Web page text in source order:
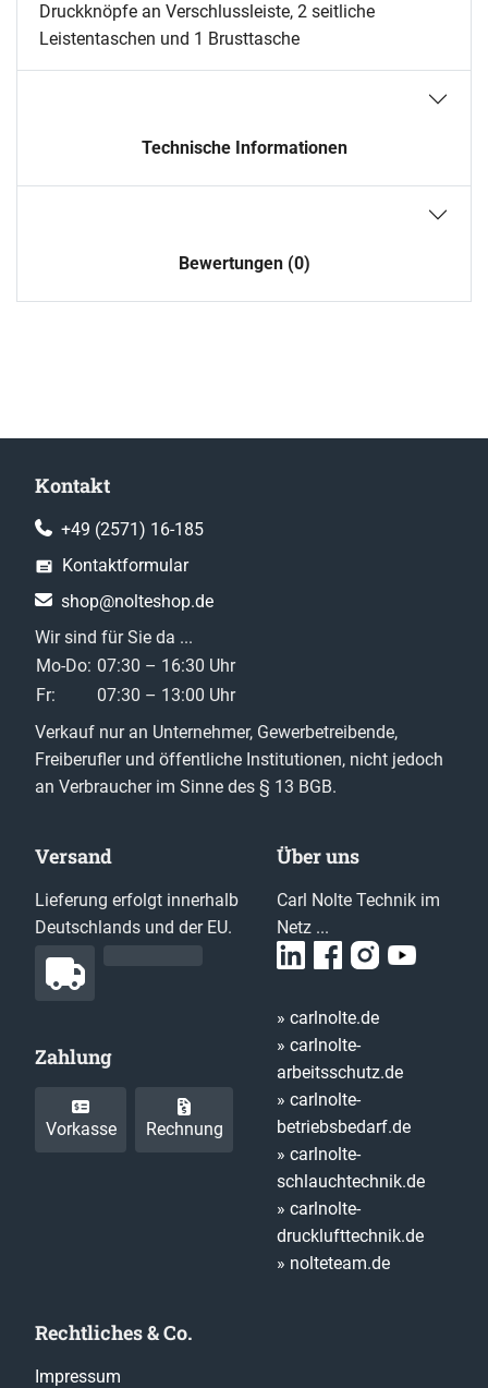
Druckknöpfe an Verschlussleiste, 2 seitliche
Leistentaschen und 1 Brusttasche
Technische Informationen
Bewertungen (0)
Kontakt
+49 (2571) 16-185
Kontaktformular
shop@nolteshop.de
Wir sind für Sie da ...
Mo-Do: 07:30 – 16:30 Uhr
Fr:
07:30 – 13:00 Uhr
Verkauf nur an Unternehmer, Gewerbetreibende,
Freiberufler und öffentliche Institutionen, nicht jedoch
an Verbraucher im Sinne des § 13 BGB.
Versand
Lieferung erfolgt innerhalb
Deutschlands und der EU.
Zahlung
Vorkasse Rechnung
Über uns
Carl Nolte Technik im
Netz ...
» carlnolte.de
» carlnolte-
arbeitsschutz.de
» carlnolte-
betriebsbedarf.de
» carlnolte-
schlauchtechnik.de
» carlnolte-
drucklufttechnik.de
» nolteteam.de
Rechtliches & Co.
Impressum